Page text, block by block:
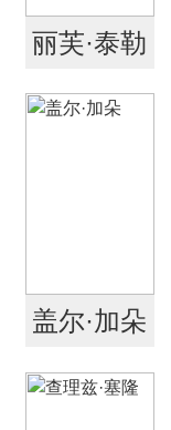
丽芙·泰勒
盖尔·加朵